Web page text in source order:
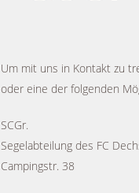
Um mit uns in Kontakt zu
oder eine der folgenden
SCGr.
Segelabteilung des FC
Campingstr. 38